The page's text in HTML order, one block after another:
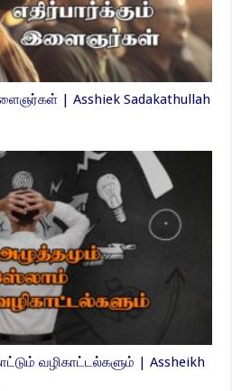
| Asshiek Sadakathullah
வழிகாட்டல்களும் | Assheikh